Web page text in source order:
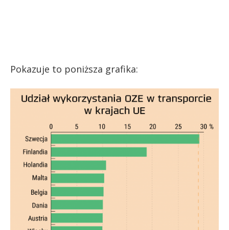
Pokazuje to poniższa grafika: